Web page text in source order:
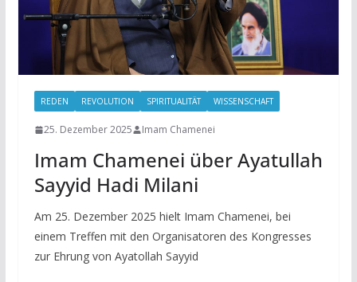
REDEN REVOLUTION SPIRITUALITÄT WISSENSCHAFT
25. Dezember 2025 Imam Chamenei
Imam Chamenei über Ayatullah
Sayyid Hadi Milani
Am 25. Dezember 2025 hielt Imam Chamenei, bei
einem Treffen mit den Organisatoren des Kongresses
zur Ehrung von Ayatollah Sayyid